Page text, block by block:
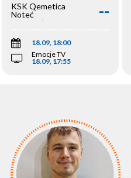
KSK Qemetica
Noteć
Inowrocław
--
18.09, 18:00
Emocje TV
18.09, 17:55